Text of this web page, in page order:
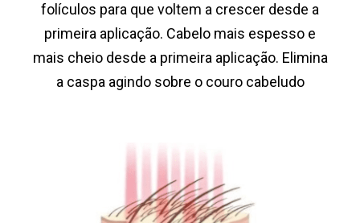
folículos para que voltem a crescer desde a
primeira aplicação. Cabelo mais espesso e
mais cheio desde a primeira aplicação. Elimina
a caspa agindo sobre o couro cabeludo